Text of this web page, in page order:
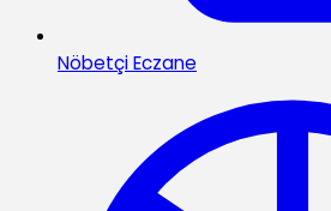
Nöbetçi Eczane